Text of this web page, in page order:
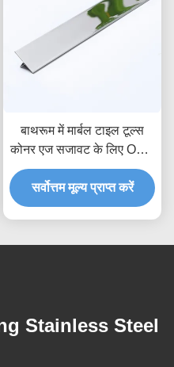
बाथरूम में मार्बल टाइल टूल्स
कोनर एज सजावट के लिए OEM
ODM पॉलिश 8K 6K 10K
मिरर ट्रांज़िशन बॉर्डर एजिंग ट्रिम
सर्वोत्तम मूल्य प्राप्त करें
Stainless Steel